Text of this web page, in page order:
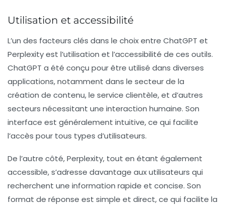
Utilisation et accessibilité
L’un des facteurs clés dans le choix entre ChatGPT et
Perplexityest l’utilisation et l’accessibilité de ces outils.
ChatGPT a été conçu pour être utilisé dans diverses
applications, notamment dans le secteur de la
création de contenu, le service clientèle, et d’autres
secteurs nécessitant une interaction humaine. Son
interface est généralement intuitive, ce qui facilite
l’accès pour tous types d’utilisateurs.
De l’autre côté,Perplexity, tout en étant également
accessible, s’adresse davantage aux utilisateurs qui
recherchent une information rapide et concise. Son
format de réponse est simple et direct, ce qui facilite la